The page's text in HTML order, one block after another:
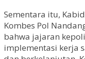
Sementara itu,
Kombes Pol
bahwa jajaran
implementasi kerja